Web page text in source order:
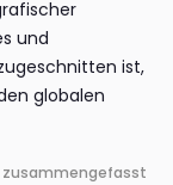
und
ist,
globalen
zusammengefasst